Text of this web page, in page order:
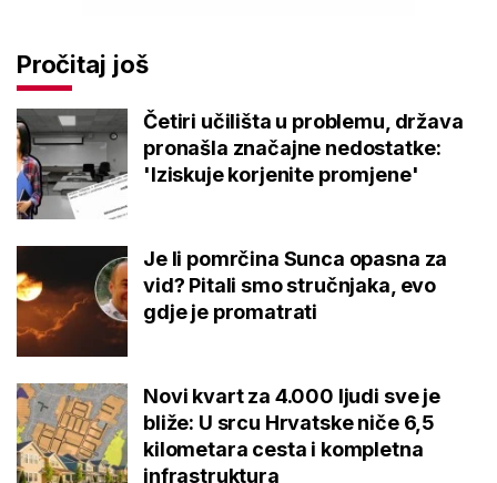
Pročitaj još
Četiri učilišta u problemu, država
pronašla značajne nedostatke:
'Iziskuje korjenite promjene'
Je li pomrčina Sunca opasna za
vid? Pitali smo stručnjaka, evo
gdje je promatrati
Novi kvart za 4.000 ljudi sve je
bliže: U srcu Hrvatske niče 6,5
kilometara cesta i kompletna
infrastruktura